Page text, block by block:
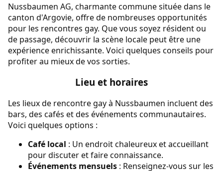
Nussbaumen AG, charmante commune située dans le
canton d'Argovie, offre de nombreuses opportunités
pour les rencontres gay. Que vous soyez résident ou
de passage, découvrir la scène locale peut être une
expérience enrichissante. Voici quelques conseils pour
profiter au mieux de vos sorties.
Lieu et horaires
Les lieux de rencontre gay à Nussbaumen incluent des
bars, des cafés et des événements communautaires.
Voici quelques options :
Café local : Un endroit chaleureux et accueillant
pour discuter et faire connaissance.
Événements mensuels : Renseignez-vous sur les